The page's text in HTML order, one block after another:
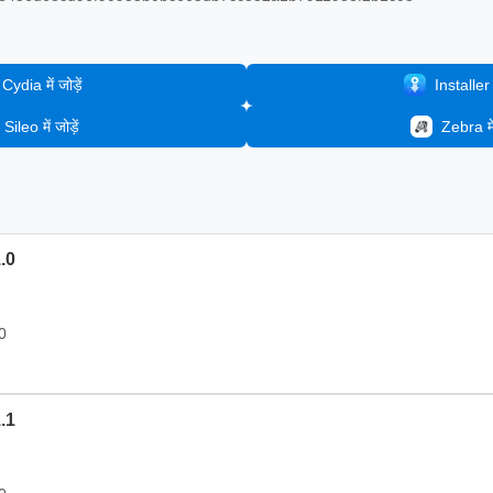
Cydia में जोड़ें Installer
Sileo में जोड़ें Zebra